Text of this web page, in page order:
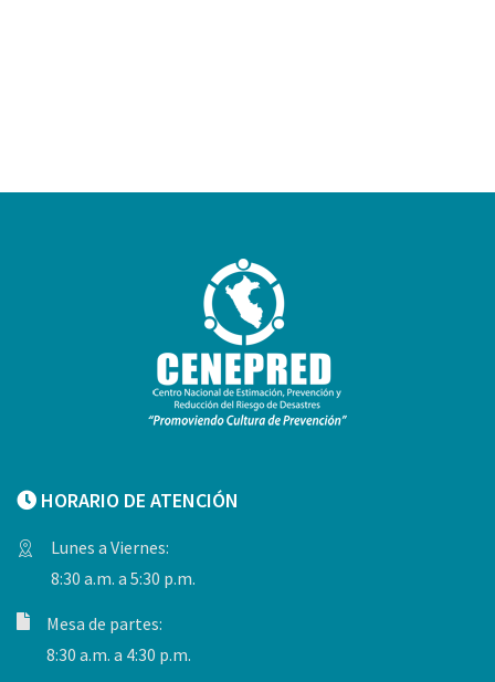
HORARIO DE ATENCIÓN
Lunes a Viernes:
8:30 a.m. a 5:30 p.m.
Mesa de partes:
8:30 a.m. a 4:30 p.m.